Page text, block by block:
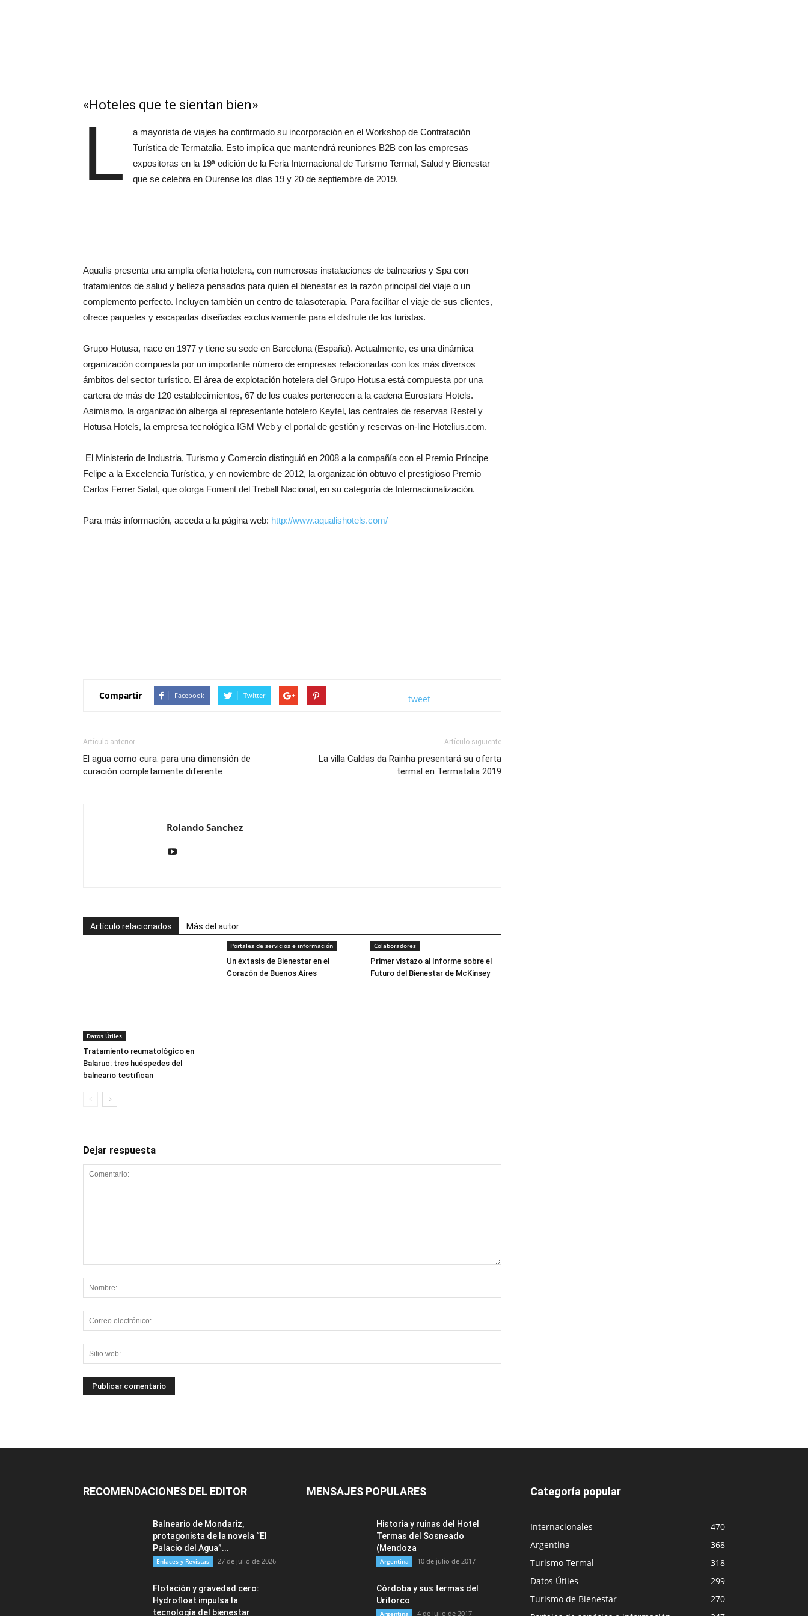
«Hoteles que te sientan bien»
L
a mayorista de viajes ha confirmado su incorporación en el Workshop de Contratación
Turística de Termatalia. Esto implica que mantendrá reuniones B2B con las empresas
expositoras en la 19ª edición de la Feria Internacional de Turismo Termal, Salud y Bienestar
que se celebra en Ourense los días 19 y 20 de septiembre de 2019.
Aqualis presenta una amplia oferta hotelera, con numerosas instalaciones de balnearios y Spa con
tratamientos de salud y belleza pensados para quien el bienestar es la razón principal del viaje o un
complemento perfecto. Incluyen también un centro de talasoterapia. Para facilitar el viaje de sus clientes,
ofrece paquetes y escapadas diseñadas exclusivamente para el disfrute de los turistas.
Grupo Hotusa, nace en 1977 y tiene su sede en Barcelona (España). Actualmente, es una dinámica
organización compuesta por un importante número de empresas relacionadas con los más diversos
ámbitos del sector turístico. El área de explotación hotelera del Grupo Hotusa está compuesta por una
cartera de más de 120 establecimientos, 67 de los cuales pertenecen a la cadena Eurostars Hotels.
Asimismo, la organización alberga al representante hotelero Keytel, las centrales de reservas Restel y
Hotusa Hotels, la empresa tecnológica IGM Web y el portal de gestión y reservas on-line Hotelius.com.
El Ministerio de Industria, Turismo y Comercio distinguió en 2008 a la compañía con el Premio Príncipe
Felipe a la Excelencia Turística, y en noviembre de 2012, la organización obtuvo el prestigioso Premio
Carlos Ferrer Salat, que otorga Foment del Treball Nacional, en su categoría de Internacionalización.
Para más información, acceda a la página web: http://www.aqualishotels.com/
Compartir Facebook Twitter tweet
Artículo anterior
El agua como cura: para una dimensión de
curación completamente diferente
Artículo siguiente
La villa Caldas da Rainha presentará su oferta
termal en Termatalia 2019
Rolando Sanchez
Artículo relacionados Más del autor
Datos Útiles
Tratamiento reumatológico en
Balaruc: tres huéspedes del
balneario testifican
Portales de servicios e información
Un éxtasis de Bienestar en el
Corazón de Buenos Aires
Colaboradores
Primer vistazo al Informe sobre el
Futuro del Bienestar de McKinsey
Dejar respuesta
RECOMENDACIONES DEL EDITOR
Balneario de Mondariz,
protagonista de la novela “El
Palacio del Agua”...
Enlaces y Revistas 27 de julio de 2026
Flotación y gravedad cero:
Hydrofloat impulsa la
tecnología del bienestar
MENSAJES POPULARES
Historia y ruinas del Hotel
Termas del Sosneado
(Mendoza
Argentina 10 de julio de 2017
Córdoba y sus termas del
Uritorco
Argentina 4 de julio de 2017
Categoría popular
Internacionales
470
Argentina
368
Turismo Termal
318
Datos Útiles
299
Turismo de Bienestar
270